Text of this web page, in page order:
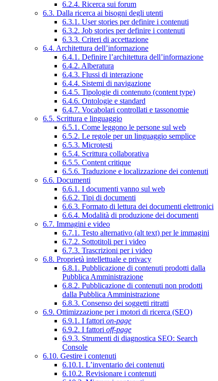
6.2.4. Ricerca sui forum
6.3. Dalla ricerca ai bisogni degli utenti
6.3.1. User stories per definire i contenuti
6.3.2. Job stories per definire i contenuti
6.3.3. Criteri di accettazione
6.4. Architettura dell’informazione
6.4.1. Definire l’architettura dell’informazione
6.4.2. Alberatura
6.4.3. Flussi di interazione
6.4.4. Sistemi di navigazione
6.4.5. Tipologie di contenuto (content type)
6.4.6. Ontologie e standard
6.4.7. Vocabolari controllati e tassonomie
6.5. Scrittura e linguaggio
6.5.1. Come leggono le persone sul web
6.5.2. Le regole per un linguaggio semplice
6.5.3. Microtesti
6.5.4. Scrittura collaborativa
6.5.5. Content critique
6.5.6. Traduzione e localizzazione dei contenuti
6.6. Documenti
6.6.1. I documenti vanno sul web
6.6.2. Tipi di documenti
6.6.3. Formato di lettura dei documenti elettronici
6.6.4. Modalità di produzione dei documenti
6.7. Immagini e video
6.7.1. Testo alternativo (alt text) per le immagini
6.7.2. Sottotitoli per i video
6.7.3. Trascrizioni per i video
6.8. Proprietà intellettuale e privacy
6.8.1. Pubblicazione di contenuti prodotti dalla
Pubblica Amministrazione
6.8.2. Pubblicazione di contenuti non prodotti
dalla Pubblica Amministrazione
6.8.3. Consenso dei soggetti ritratti
6.9. Ottimizzazione per i motori di ricerca (SEO)
6.9.1. I fattori on-page
6.9.2. I fattori off-page
6.9.3. Strumenti di diagnostica SEO: Search
Console
6.10. Gestire i contenuti
6.10.1. L’inventario dei contenuti
6.10.2. Revisionare i contenuti